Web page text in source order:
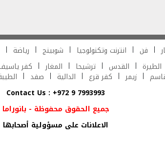
فن انترنت وتكنولوجيا شوبينج رياضة
الطيرة القدس ترشيحا المغار كفر
زيمر كفر قرع الدالية صفد
Contact Us : +972 9 7993993
جميع الحقوق محفوظة - بانوراما
الاعلانات على مسؤولية أصحابها